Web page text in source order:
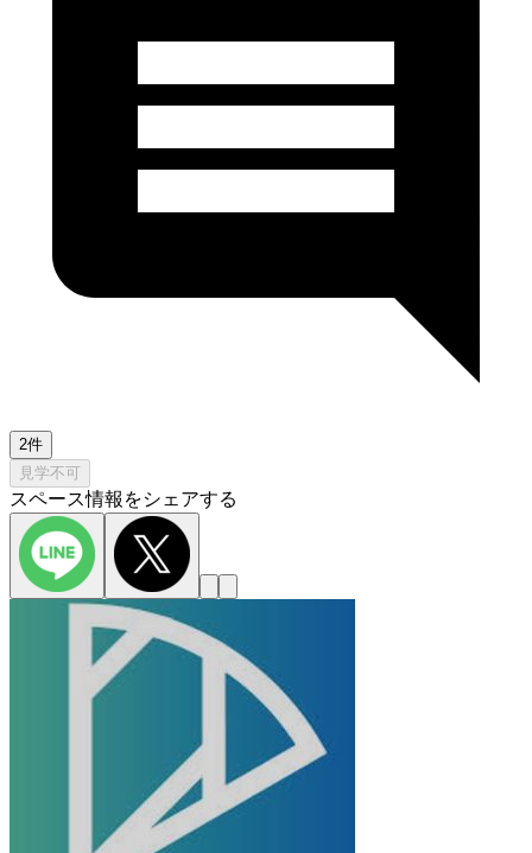
2件
見学不可
スペース情報をシェアする